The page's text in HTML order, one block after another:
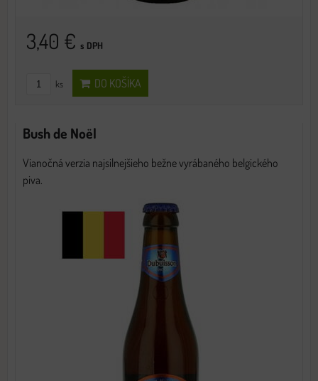
3,40 € s DPH
ks DO KOŠÍKA
Bush de Noël
Vianočná verzia najsilnejšieho bežne vyrábaného belgického
piva.